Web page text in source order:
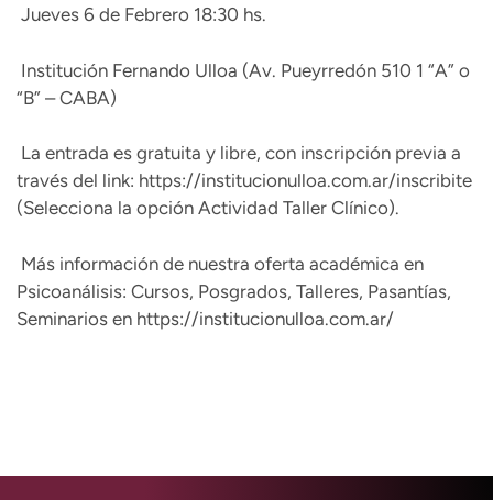
Jueves 6 de Febrero 18:30 hs.
Institución Fernando Ulloa (Av. Pueyrredón 510 1 “A” o
“B” – CABA)
La entrada es gratuita y libre, con inscripción previa a
través del link: https://institucionulloa.com.ar/inscribite
(Selecciona la opción Actividad Taller Clínico).
Más información de nuestra oferta académica en
Psicoanálisis: Cursos, Posgrados, Talleres, Pasantías,
Seminarios en https://institucionulloa.com.ar/